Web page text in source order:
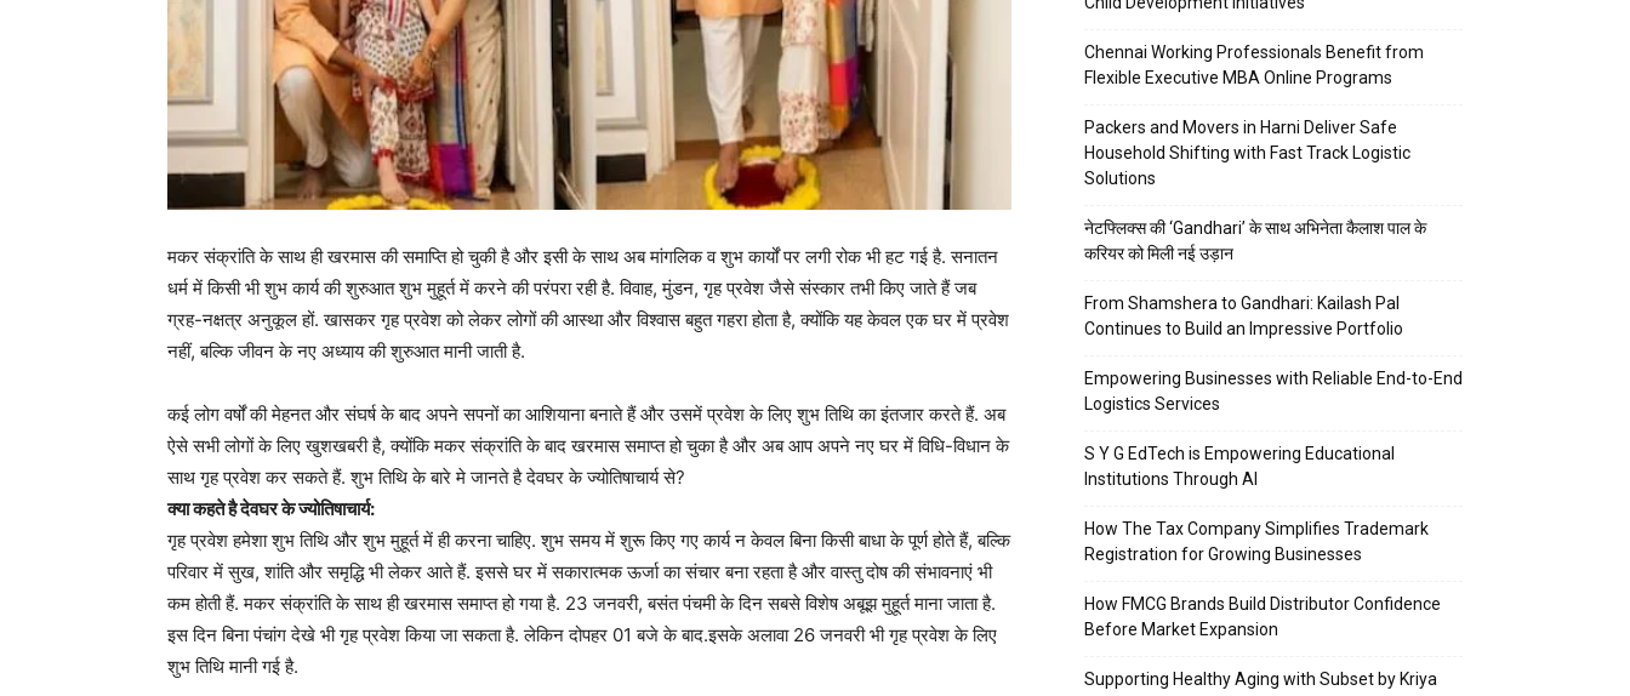
मकर संक्रांति के साथ ही खरमास की समाप्ति हो चुकी है और इसी के साथ अब मांगलिक व शुभ कार्यों पर लगी रोक भी हट गई है. सनातन
धर्म में किसी भी शुभ कार्य की शुरुआत शुभ मुहूर्त में करने की परंपरा रही है. विवाह, मुंडन, गृह प्रवेश जैसे संस्कार तभी किए जाते हैं जब
ग्रह-नक्षत्र अनुकूल हों. खासकर गृह प्रवेश को लेकर लोगों की आस्था और विश्वास बहुत गहरा होता है, क्योंकि यह केवल एक घर में प्रवेश
नहीं, बल्कि जीवन के नए अध्याय की शुरुआत मानी जाती है.
कई लोग वर्षों की मेहनत और संघर्ष के बाद अपने सपनों का आशियाना बनाते हैं और उसमें प्रवेश के लिए शुभ तिथि का इंतजार करते हैं. अब
ऐसे सभी लोगों के लिए खुशखबरी है, क्योंकि मकर संक्रांति के बाद खरमास समाप्त हो चुका है और अब आप अपने नए घर में विधि-विधान के
साथ गृह प्रवेश कर सकते हैं. शुभ तिथि के बारे मे जानते है देवघर के ज्योतिषाचार्य से?
क्या कहते है देवघर के ज्योतिषाचार्य:
गृह प्रवेश हमेशा शुभ तिथि और शुभ मुहूर्त में ही करना चाहिए. शुभ समय में शुरू किए गए कार्य न केवल बिना किसी बाधा के पूर्ण होते हैं, बल्कि
परिवार में सुख, शांति और समृद्धि भी लेकर आते हैं. इससे घर में सकारात्मक ऊर्जा का संचार बना रहता है और वास्तु दोष की संभावनाएं भी
कम होती हैं. मकर संक्रांति के साथ ही खरमास समाप्त हो गया है. 23 जनवरी, बसंत पंचमी के दिन सबसे विशेष अबूझ मुहूर्त माना जाता है.
इस दिन बिना पंचांग देखे भी गृह प्रवेश किया जा सकता है. लेकिन दोपहर 01 बजे के बाद.इसके अलावा 26 जनवरी भी गृह प्रवेश के लिए
शुभ तिथि मानी गई है.
Chennai Working Professionals Benefit from
Flexible Executive MBA Online Programs
Packers and Movers in Harni Deliver Safe
Household Shifting with Fast Track Logistic
Solutions
नेटफ्लिक्स की ‘Gandhari’ के साथ अभिनेता कैलाश पाल के
करियर को मिली नई उड़ान
From Shamshera to Gandhari: Kailash Pal
Continues to Build an Impressive Portfolio
Empowering Businesses with Reliable End-to-End
Logistics Services
S Y G EdTech is Empowering Educational
Institutions Through AI
How The Tax Company Simplifies Trademark
Registration for Growing Businesses
How FMCG Brands Build Distributor Confidence
Before Market Expansion
Supporting Healthy Aging with Subset by Kriya